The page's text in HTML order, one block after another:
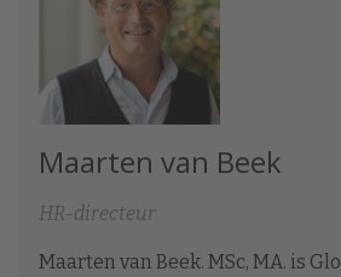
Maarten van Beek
HR-directeur
Maarten van Beek. MSc, MA. is